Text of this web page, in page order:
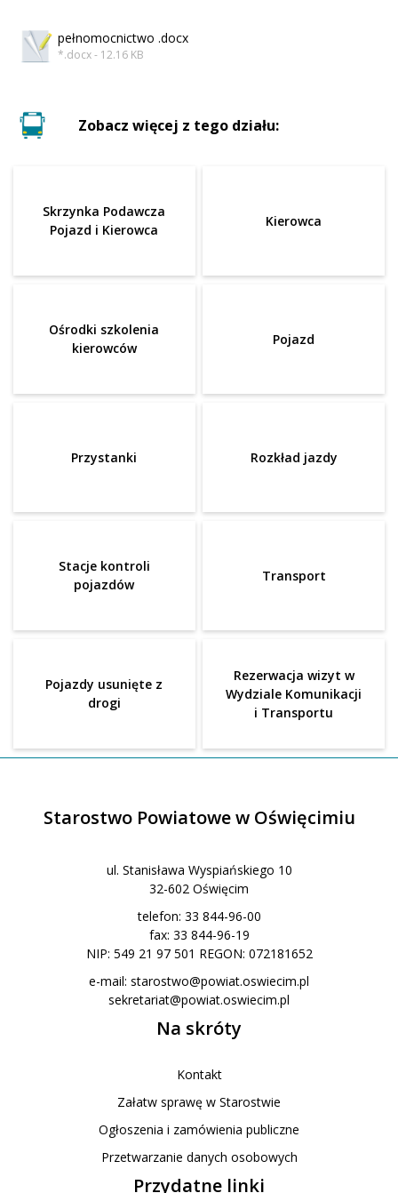
pełnomocnictwo .docx
*.docx - 12.16 KB
Zobacz więcej z tego działu:
Skrzynka Podawcza
Pojazd i Kierowca
Kierowca
Ośrodki szkolenia
kierowców
Pojazd
Przystanki Rozkład jazdy
Stacje kontroli
pojazdów
Transport
Pojazdy usunięte z
drogi
Rezerwacja wizyt w
Wydziale Komunikacji
i Transportu
Starostwo Powiatowe w Oświęcimiu
ul. Stanisława Wyspiańskiego 10
32-602 Oświęcim
telefon: 33 844-96-00
fax: 33 844-96-19
NIP: 549 21 97 501 REGON: 072181652
e-mail: starostwo@powiat.oswiecim.pl
sekretariat@powiat.oswiecim.pl
Na skróty
Kontakt
Załatw sprawę w Starostwie
Ogłoszenia i zamówienia publiczne
Przetwarzanie danych osobowych
Przydatne linki